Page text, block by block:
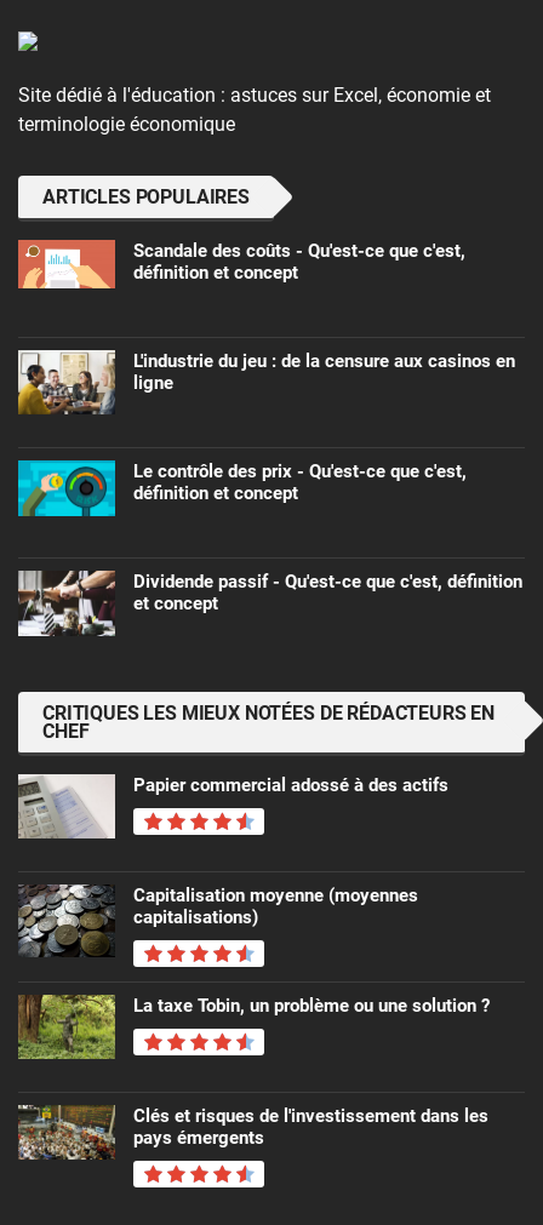
Site dédié à l'éducation : astuces sur Excel, économie et
terminologie économique
ARTICLES POPULAIRES
Scandale des coûts - Qu'est-ce que c'est,
définition et concept
L'industrie du jeu : de la censure aux casinos en
ligne
Le contrôle des prix - Qu'est-ce que c'est,
définition et concept
Dividende passif - Qu'est-ce que c'est, définition
et concept
CRITIQUES LES MIEUX NOTÉES DE RÉDACTEURS EN
CHEF
Papier commercial adossé à des actifs
Capitalisation moyenne (moyennes
capitalisations)
La taxe Tobin, un problème ou une solution ?
Clés et risques de l'investissement dans les
pays émergents